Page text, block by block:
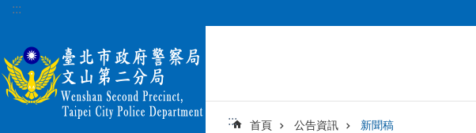
跳到主要內容區塊
:::
::: 首頁 公告資訊 新聞稿